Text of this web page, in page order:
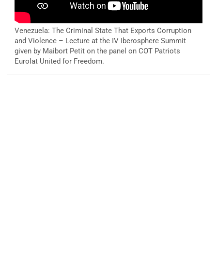
Venezuela: The Criminal State That Exports Corruption
and Violence – Lecture at the IV Iberosphere Summit
given by Maibort Petit on the panel on COT Patriots
Eurolat United for Freedom.